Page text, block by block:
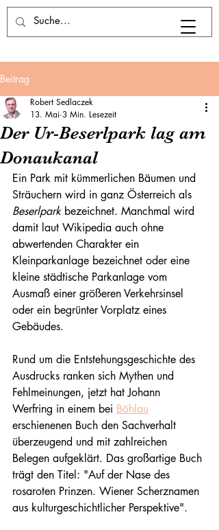
Beitrag
Der Ur-Beserlpark lag am
Donaukanal
Robert Sedlaczek
13. Mai 3 Min. Lesezeit
Ein Park mit kümmerlichen Bäumen und
Sträuchern wird in ganz Österreich als
Beserlpark bezeichnet. Manchmal wird
damit laut Wikipedia auch ohne
abwertenden Charakter ein
Kleinparkanlage bezeichnet oder eine
kleine städtische Parkanlage vom
Ausmaß einer größeren Verkehrsinsel
oder ein begrünter Vorplatz eines
Gebäudes.
Rund um die Entstehungsgeschichte des
Ausdrucks ranken sich Mythen und
Fehlmeinungen, jetzt hat Johann
Werfring in einem bei Böhlau
erschienenen Buch den Sachverhalt
überzeugend und mit zahlreichen
Belegen aufgeklärt. Das großartige Buch
trägt den Titel: "Auf der Nase des
rosaroten Prinzen. Wiener Scherznamen
aus kulturgeschichtlicher Perspektive".